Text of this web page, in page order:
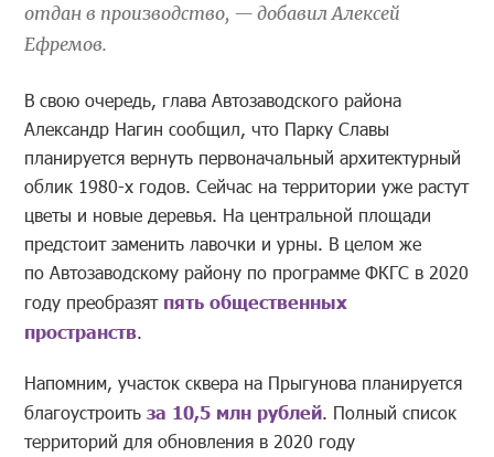
отдан в производство, — добавил Алексей
Ефремов.
В свою очередь, глава Автозаводского района
Александр Нагин сообщил, что Парку Славы
планируется вернуть первоначальный архитектурный
облик 1980-х годов. Сейчас на территории уже растут
цветы и новые деревья. На центральной площади
предстоит заменить лавочки и урны. В целом же
по Автозаводскому району по программе ФКГС в 2020
году преобразят пять общественных
пространств.
Напомним, участок сквера на Прыгунова планируется
благоустроитьза 10,5 млн рублей. Полный список
территорий для обновления в 2020 году